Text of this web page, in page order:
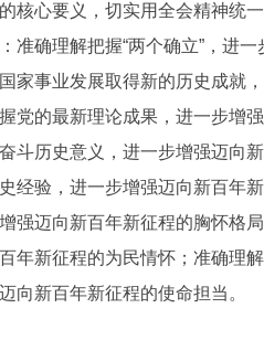
心要义，切实用全会精神统
准确理解把握“两个确立”，进一
家事业发展取得新的历史成就
党的最新理论成果，进一步增
斗历史意义，进一步增强迈向
经验，进一步增强迈向新百年
强迈向新百年新征程的胸怀格局
年新征程的为民情怀；准确理
向新百年新征程的使命担当。